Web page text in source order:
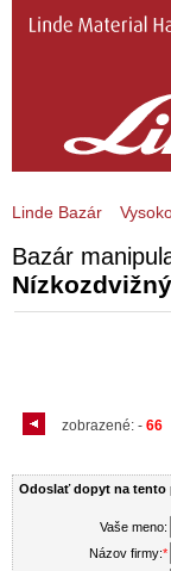
Bazár
zobrazené: - 66
Odoslať dopyt na tento
Vaše meno:
Názov firmy:*
Linde Bazár